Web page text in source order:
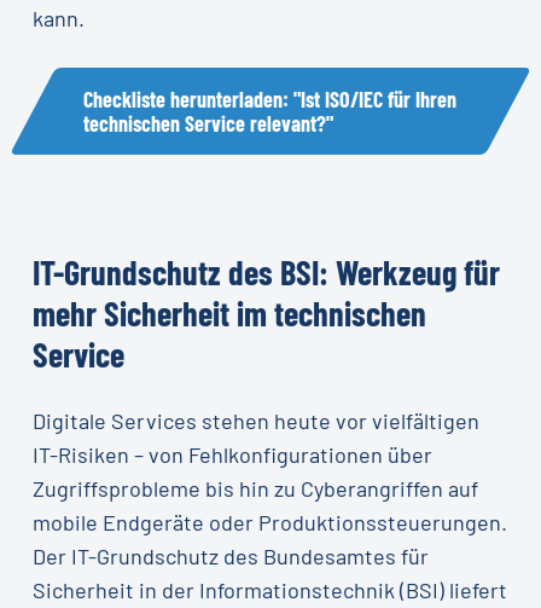
kann.
Checkliste herunterladen: "Ist ISO/IEC für Ihren
technischen Service relevant?"
IT-Grundschutz des BSI: Werkzeugfür
mehrSicherheitim technischen
Service
Digitale Services stehen heute vor vielfältigen
IT-Risiken – von Fehlkonfigurationen über
Zugriffsprobleme bis hin zu Cyberangriffen auf
mobile Endgeräte oder Produktionssteuerungen.
Der IT-Grundschutz des Bundesamtes für
Sicherheit in der Informationstechnik (BSI) liefert